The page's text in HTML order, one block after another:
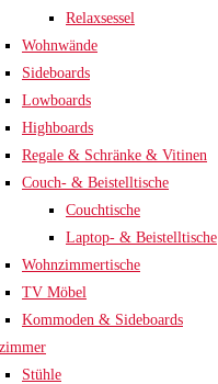
Relaxsessel
Wohnwände
Sideboards
Lowboards
Highboards
Regale & Schränke & Vitinen
Couch- & Beistelltische
Couchtische
Laptop- & Beistelltische
Wohnzimmertische
TV Möbel
Kommoden & Sideboards
Stühle